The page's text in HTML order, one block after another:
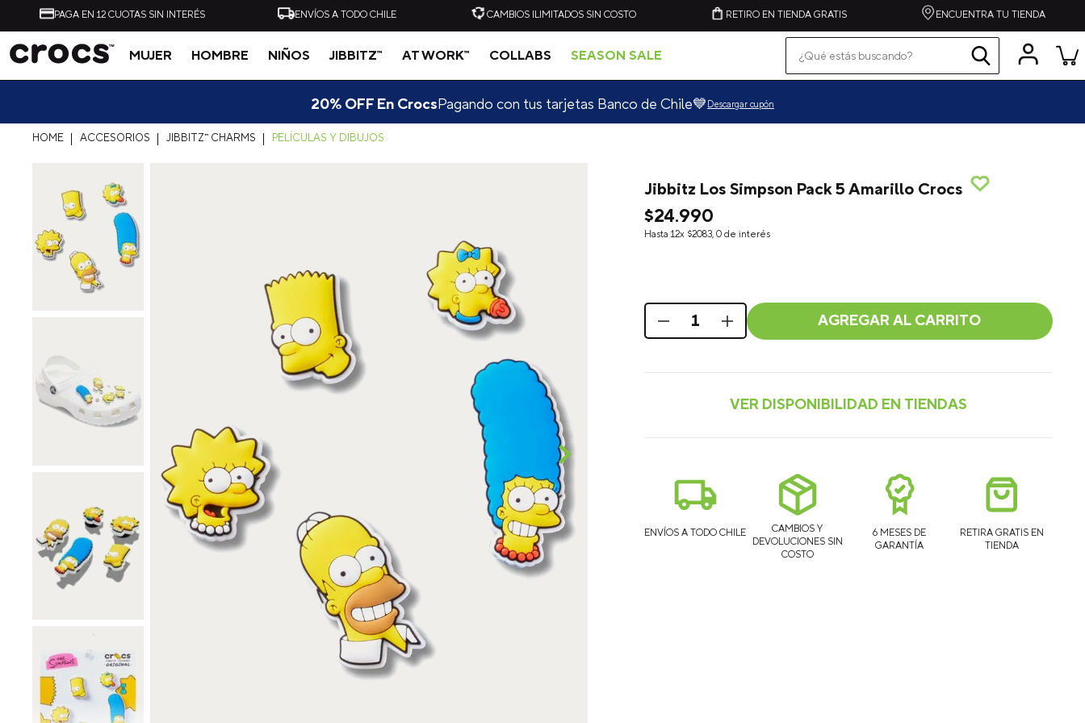
PAGA EN 12 CUOTAS SIN INTERÉS ENVÍOS A TODO CHILE CAMBIOS ILIMITADOS SIN COSTO RETIRO EN TIENDA GRATIS ENCUENTRA TU TIENDA
MUJER HOMBRE NIÑOS JIBBITZ™ AT WORK™ COLLABS SEASON SALE
¿Qué estás buscando?
20% OFF En CrocsPagando con tus tarjetas Banco de Chile💙 Descargar cupón
ACCESORIOS JIBBITZ™ CHARMS PELÍCULAS Y DIBUJOS
Jibbitz Los Simpson Pack 5 Amarillo Crocs
$24.990
Hasta12x $2083,0 de interés
AGREGAR AL CARRITO
ENVÍOS A TODO CHILE
CAMBIOS Y
DEVOLUCIONES SIN
COSTO
6 MESES DE
GARANTÍA
RETIRA GRATIS EN
TIENDA
Tal vez te interese
-40%
ZUECO UNISEX ALL
TERRAIN CLOG AZUL
CROCS
.990
ZUECO UNISEX CLASSIC
CLOG VERDE CLARO
CROCS
49.990 $39.990
ZUECO UNISEX CLASSIC
Términos más buscados
one piece
crafted